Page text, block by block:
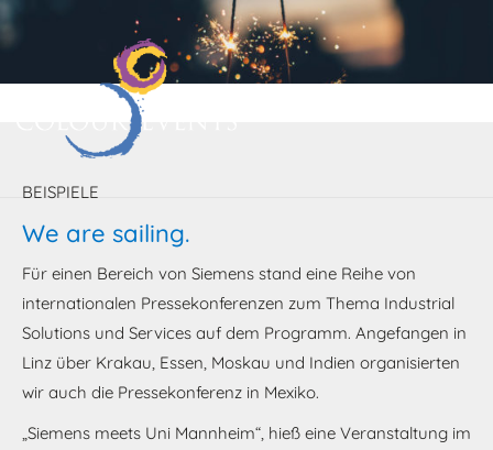
BEISPIELE
We are sailing.
Für einen Bereich von Siemens stand eine Reihe von
internationalen Pressekonferenzen zum Thema Industrial
Solutions und Services auf dem Programm. Angefangen in
Linz über Krakau, Essen, Moskau und Indien organisierten
wir auch die Pressekonferenz in Mexiko.
„Siemens meets Uni Mannheim“, hieß eine Veranstaltung im